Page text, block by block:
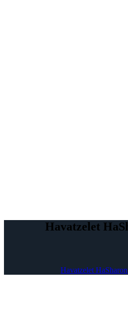
Havatzelet
Havatzelet